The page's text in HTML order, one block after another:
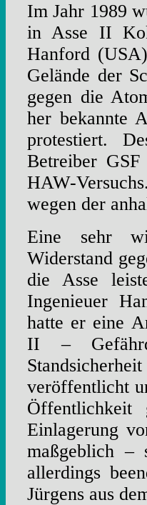
Im Jahr 1989
in Asse II
Hanford
Gelände der
gegen die
her bekannte
protestiert.
Betreiber
HAW-
wegen der
Eine sehr
Widerstand
die Asse
Ingenieuer
hatte er eine
II –
veröffentlicht
Öffentlichkeit
Einlagerung
maßgeblich –
allerdings
Jürgens aus